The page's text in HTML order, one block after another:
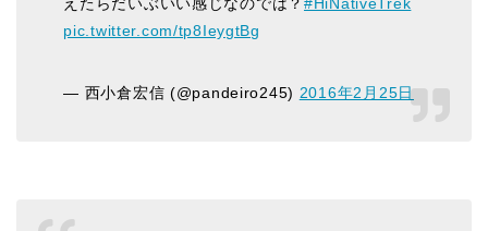
えたらだいぶいい感じなのでは？ #HiNativeTrek
pic.twitter.com/tp8IeygtBg
— 西小倉宏信 (@pandeiro245) 2016年2月25日